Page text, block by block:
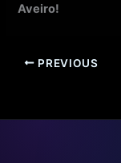
Aveiro!
PREVIOUS